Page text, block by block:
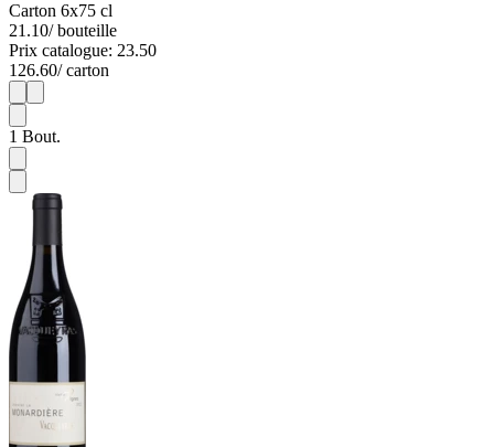
Carton 6x75 cl
21.10/ bouteille
Prix catalogue: 23.50
126.60/ carton
1
1 Bout.